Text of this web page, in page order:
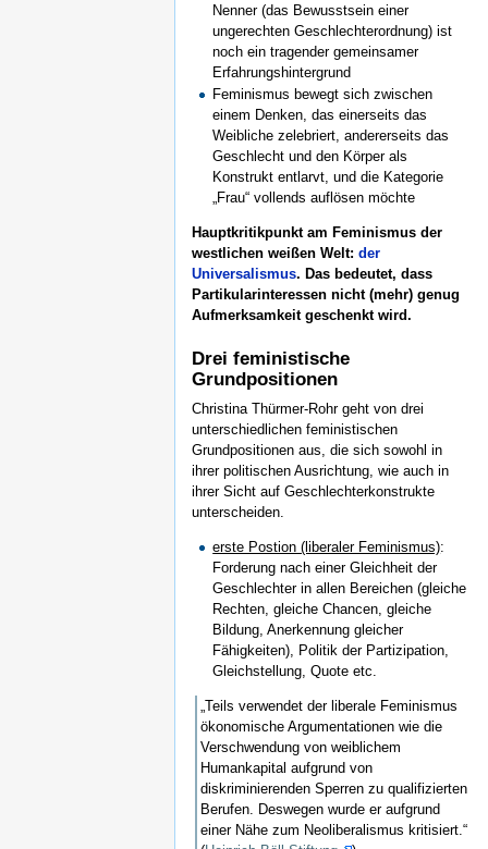
Nenner (das Bewusstsein einer
ungerechten Geschlechterordnung) ist
noch ein tragender gemeinsamer
Erfahrungshintergrund
Feminismus bewegt sich zwischen
einem Denken, das einerseits das
Weibliche zelebriert, andererseits das
Geschlecht und den Körper als
Konstrukt entlarvt, und die Kategorie
„Frau“ vollends auflösen möchte
Hauptkritikpunkt am Feminismus der
westlichen weißen Welt: der
Universalismus. Das bedeutet, dass
Partikularinteressen nicht (mehr) genug
Aufmerksamkeit geschenkt wird.
Drei feministische
Grundpositionen
Christina Thürmer-Rohr geht von drei
unterschiedlichen feministischen
Grundpositionen aus, die sich sowohl in
ihrer politischen Ausrichtung, wie auch in
ihrer Sicht auf Geschlechterkonstrukte
unterscheiden.
erste Postion (liberaler Feminismus):
Forderung nach einer Gleichheit der
Geschlechter in allen Bereichen (gleiche
Rechten, gleiche Chancen, gleiche
Bildung, Anerkennung gleicher
Fähigkeiten), Politik der Partizipation,
Gleichstellung, Quote etc.
„Teils verwendet der liberale Feminismus
ökonomische Argumentationen wie die
Verschwendung von weiblichem
Humankapital aufgrund von
diskriminierenden Sperren zu qualifizierten
Berufen. Deswegen wurde er aufgrund
einer Nähe zum Neoliberalismus kritisiert.“